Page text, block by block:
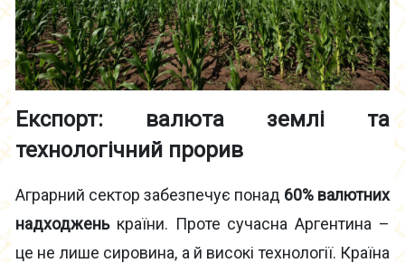
Експорт: валюта землі та
технологічний прорив
Аграрний сектор забезпечує понад 60% валютних
надходженькраїни. Проте сучасна Аргентина –
це не лише сировина, а й високі технології. Країна